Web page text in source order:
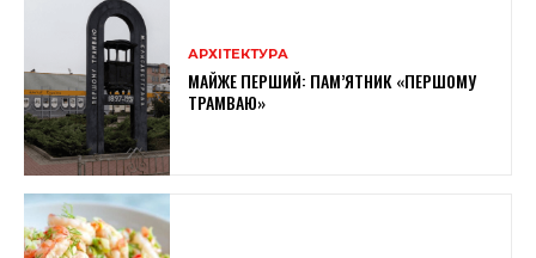
АРХІТЕКТУРА
МАЙЖЕ ПЕРШИЙ: ПАМ’ЯТНИК «ПЕРШОМУ
ТРАМВАЮ»